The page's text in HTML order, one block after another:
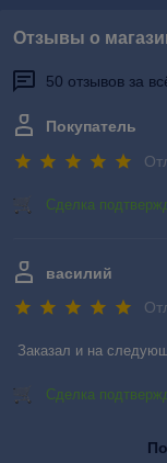
Отзывы о
50 отзывов за
Покупатель
Сделка
василий
Заказал и на
Сделка